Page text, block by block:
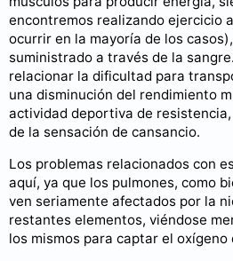
encontremos realizando ejercicio
ocurrir en la mayoría de los
suministrado a través de la
relacionar la dificultad para
una disminución del rendimiento
actividad deportiva de
de la sensación de cansancio.
Los problemas relacionados con
aquí, ya que los pulmones, como
ven seriamente afectados por la
restantes elementos, viéndose
los mismos para captar el